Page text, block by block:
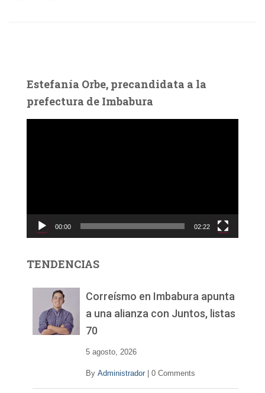
Estefanía Orbe, precandidata a la
prefectura de Imbabura
c
d
00:00 02:22
TENDENCIAS
Correísmo en Imbabura apunta
a una alianza con Juntos, listas
70
5 agosto, 2026
By Administrador 0 Comments